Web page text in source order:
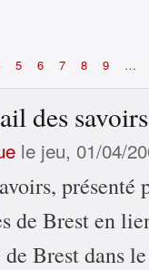
5 6 7 8 9 …
des
le jeu, 01/04/
présenté
de Brest en
Brest dans